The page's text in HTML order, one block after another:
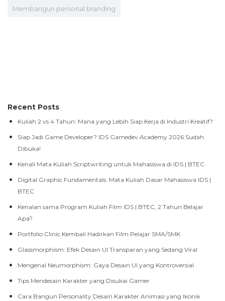
Membangun personal branding
Kuliah 2 vs 4 Tahun: Mana yang Lebih Siap Kerja di Industri Kreatif?
Siap Jadi Game Developer? IDS Gamedev Academy 2026 Sudah
Kenali Mata Kuliah Scriptwriting untuk Mahasiswa di IDS | BTEC
Digital Graphic Fundamentals: Mata Kuliah Dasar Mahasiswa IDS |
Kenalan sama Program Kuliah Film IDS | BTEC, 2 Tahun Belajar
Portfolio Clinic Kembali Hadirkan Film Pelajar SMA/SMK
Glassmorphism: Efek Desain UI Transparan yang Sedang Viral
Mengenal Neumorphism: Gaya Desain UI yang Kontroversial
Tips Mendesain Karakter yang Disukai Gamer
Cara Bangun Personality Desain Karakter Animasi yang Ikonik